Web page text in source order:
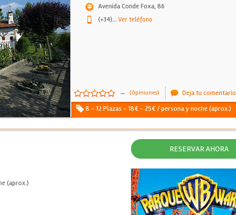
Avenida Conde Foxa, 86
(+34)... Ver teléfono
- (Opiniones)
Deja tu comentario
8 - 12 Plazas - 18€ - 25€ / persona y noche (aprox.)
(aprox.)
RESERVAR AHORA